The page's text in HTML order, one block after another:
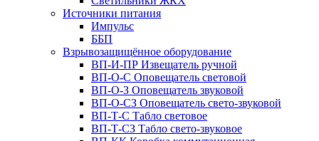
Источники питания
Импульс
ББП
Взрывозащищённое оборудование
ВП-И-ПР Извещатель ручной
ВП-О-С Оповещатель световой
ВП-О-З Оповещатель звуковой
ВП-О-СЗ Оповещатель свето-звуковой
ВП-Т-С Табло световое
ВП-Т-СЗ Табло свето-звуковое